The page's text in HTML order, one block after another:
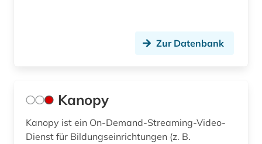
Zur Datenbank
Kanopy
Kanopy ist ein On-Demand-Streaming-Video-
Dienst für Bildungseinrichtungen (z. B.